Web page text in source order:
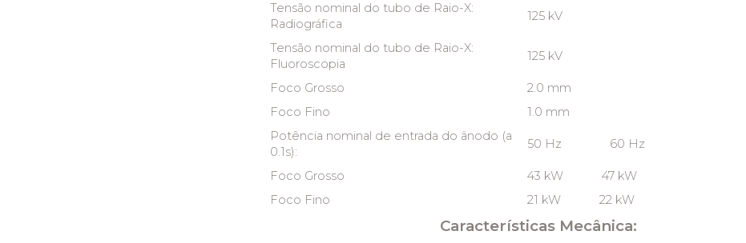
Tensão nominal do tubo de Raio-X:
Radiográfica
125 kV
Tensão nominal do tubo de Raio-X:
Fluoroscopia
125 kV
Foco Grosso
2.0 mm
Foco Fino
1.0 mm
Potência nominal de entrada do ânodo (a
0.1s):
50 Hz 60 Hz
Foco Grosso
43 kW 47 kW
Foco Fino
21 kW 22 kW
Características Mecânica: